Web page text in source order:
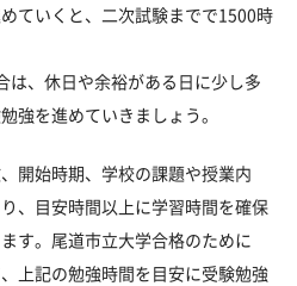
ていくと、二次試験までで1500時
は、休日や余裕がある日に少し多
強を進めていきましょう。
開始時期、学校の課題や授業内
、目安時間以上に学習時間を確保
す。尾道市立大学合格のために
上記の勉強時間を目安に受験勉強